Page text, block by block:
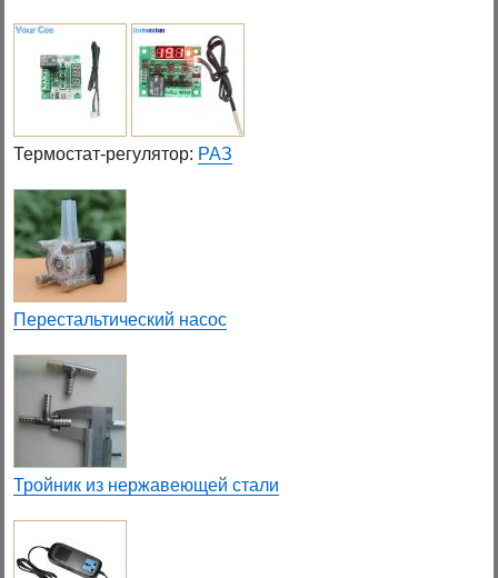
Термостат-регулятор: РАЗ
Перестальтический насос
Тройник из нержавеющей стали